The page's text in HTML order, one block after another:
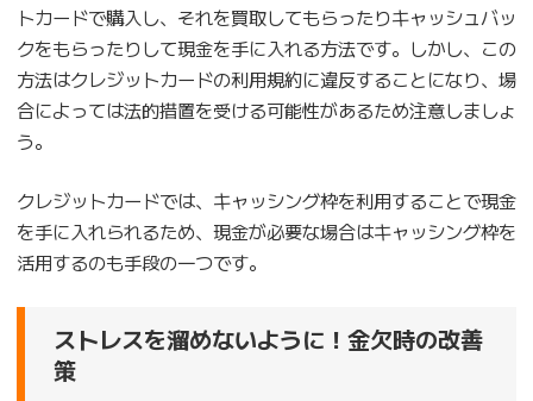
トカードで購入し、それを買取してもらったりキャッシュバッ
クをもらったりして現金を手に入れる方法です。しかし、この
方法はクレジットカードの利用規約に違反することになり、場
合によっては法的措置を受ける可能性があるため注意しましょ
う。
クレジットカードでは、キャッシング枠を利用することで現金
を手に入れられるため、現金が必要な場合はキャッシング枠を
活用するのも手段の一つです。
ストレスを溜めないように！金欠時の改善
策